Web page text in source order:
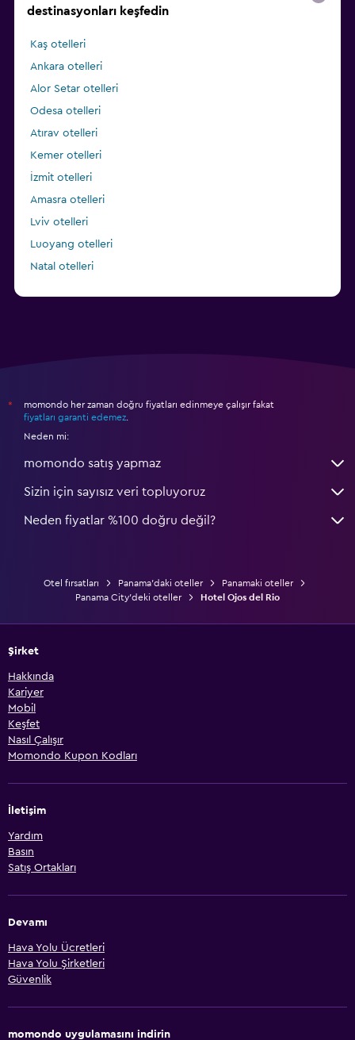
destinasyonları keşfedin
Kaş otelleri
Ankara otelleri
Alor Setar otelleri
Odesa otelleri
Atırav otelleri
Kemer otelleri
İzmit otelleri
Amasra otelleri
Lviv otelleri
Luoyang otelleri
Natal otelleri
*
momondo her zaman doğru fiyatları edinmeye çalışır fakat
fiyatları garanti edemez
Neden mi:
momondo satış yapmaz
Sizin için sayısız veri topluyoruz
Neden fiyatlar %100 doğru değil?
Otel fırsatları Panama'daki oteller
Panamaki oteller
Panama City'deki oteller
Hotel Ojos del Rio
Şirket
Hakkında
Kariyer
Mobil
Keşfet
Nasıl Çalışır
Momondo Kupon Kodları
İletişim
Yardım
Basın
Satış Ortakları
Devamı
Hava Yolu Ücretleri
Hava Yolu Şirketleri
Güvenlik
momondo uygulamasını indirin